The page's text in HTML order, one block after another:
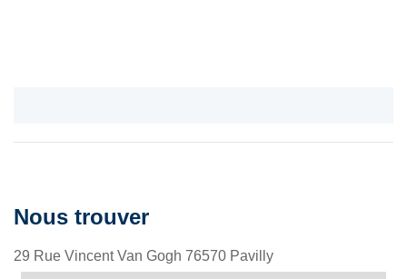
Nous trouver
29 Rue Vincent Van Gogh 76570 Pavilly